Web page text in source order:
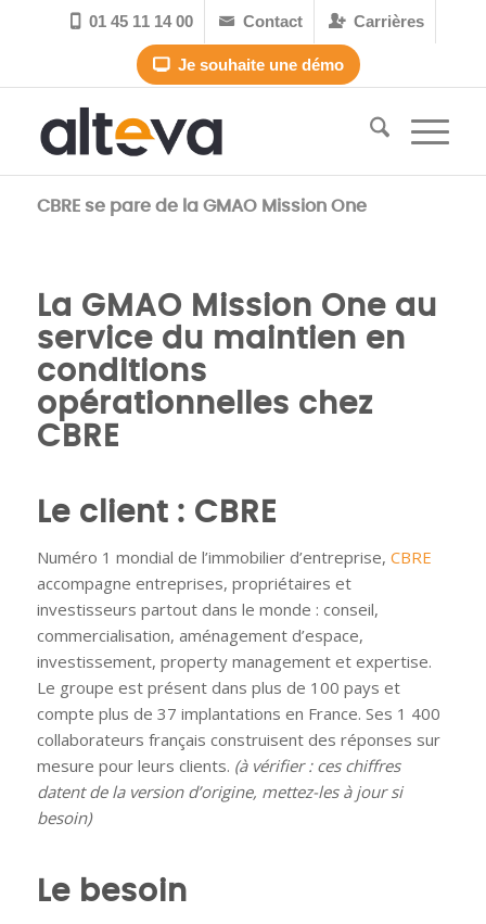
 01 45 11 14 00  Contact Carrières
Je souhaite une démo
CBRE se pare de la GMAO Mission One
La GMAO Mission One au
service du maintien en
conditions
opérationnelles chez
CBRE
Le client : CBRE
Numéro 1 mondial de l’immobilier d’entreprise, CBRE
accompagne entreprises, propriétaires et
investisseurs partout dans le monde : conseil,
commercialisation, aménagement d’espace,
investissement, property management et expertise.
Le groupe est présent dans plus de 100 pays et
compte plus de 37 implantations en France. Ses 1 400
collaborateurs français construisent des réponses sur
mesure pour leurs clients. (à vérifier : ces chiffres
datent de la version d’origine, mettez-les à jour si
besoin)
Le besoin